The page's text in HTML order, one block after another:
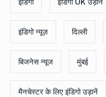
इंडिगो न्यूज़ दिल्ली
बिजनेस न्यूज मुंबई
मैनचेस्टर के लिए इंडिगो उड़ानें